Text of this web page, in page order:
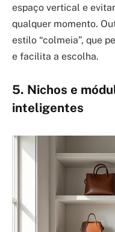
espaço vertical e
qualquer momento.
estilo “colmeia”, que
e facilita a escolha.
5. Nichos e
inteligentes